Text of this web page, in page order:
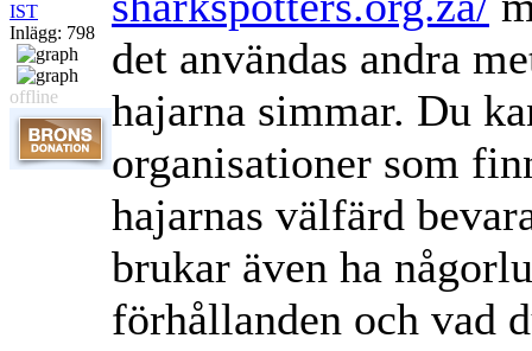
IST
Inlägg: 798
offline
det användas andra
hajarna simmar. Du
organisationer som
hajarnas välfärd
brukar även ha
förhållanden och vad